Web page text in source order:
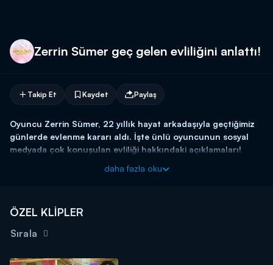
Zerrin Sümer geç gelen evliliğini anlattı!
Takip Et Kaydet Paylaş
Oyuncu Zerrin Sümer, 22 yıllık hayat arkadaşıyla geçtiğimiz
günlerde evlenme kararı aldı. İşte ünlü oyuncunun sosyal
medyada çok konuşulan evliliği hakkındaki açıklamaları!
Haftanın magazin olayları, bomba dedikoduları ve özel
daha fazla oku
ÖZEL KLİPLER
Sırala